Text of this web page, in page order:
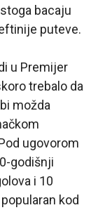
bacaju
puteve.
u Premijer
trebalo da
možda
ugovorom
godišnji
i 10
kod